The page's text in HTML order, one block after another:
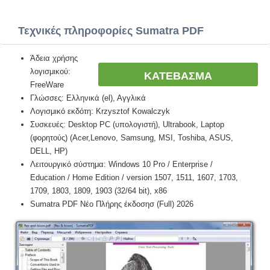
Τεχνικές πληροφορίες Sumatra PDF
ΚΑΤΕΒΑΣΜΑ
Άδεια χρήσης
λογισμικού:
FreeWare
Γλώσσες: Ελληνικά (el), Αγγλικά
Λογισμικό εκδότη: Krzysztof Kowalczyk
Συσκευές: Desktop PC (υπολογιστή), Ultrabook, Laptop
(φορητούς) (Acer,Lenovo, Samsung, MSI, Toshiba, ASUS,
DELL, HP)
Λειτουργικό σύστημα: Windows 10 Pro / Enterprise /
Education / Home Edition / version 1507, 1511, 1607, 1703,
1709, 1803, 1809, 1903 (32/64 bit), x86
Sumatra PDF Νέο Πλήρης έκδοσησ (Full) 2026